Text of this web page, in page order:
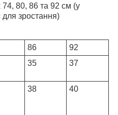
74, 80, 86 та 92 см (у
для зростання)
86
92
35 37
38 40